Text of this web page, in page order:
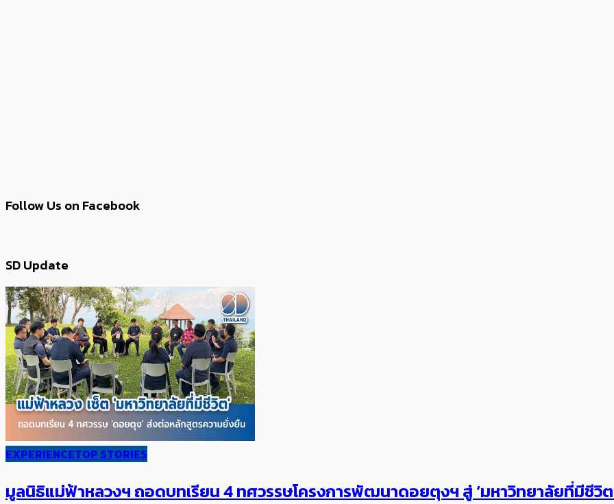
Follow Us on Facebook
SD Update
EXPERIENCETOP STORIES
มูลนิธิแม่ฟ้าหลวงฯ ถอดบทเรียน 4 ทศวรรษโครงการพัฒนาดอยตุงฯ สู่ ‘มหาวิทยาลัยที่มีชี